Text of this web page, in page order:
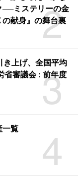
2
──ミステリーの金
献身』の舞台裏
3
き上げ、全国平均
審議会 : 前年度
4
一覧